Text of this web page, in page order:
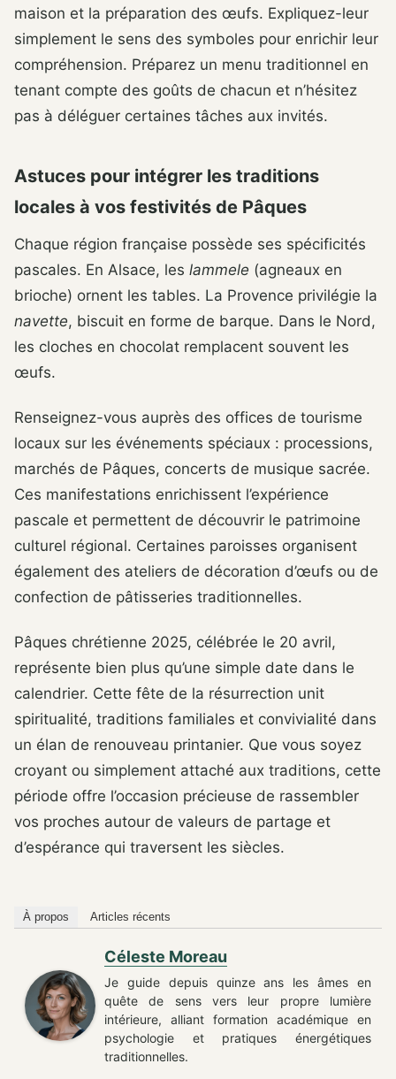
maison et la préparation des œufs. Expliquez-leur
simplement le sens des symboles pour enrichir leur
compréhension. Préparez un menu traditionnel en
tenant compte des goûts de chacun et n’hésitez
pas à déléguer certaines tâches aux invités.
Astuces pour intégrer les traditions
locales à vos festivités de Pâques
Chaque région française possède ses spécificités
pascales. En Alsace, les lammele (agneaux en
brioche) ornent les tables. La Provence privilégie la
navette, biscuit en forme de barque. Dans le Nord,
les cloches en chocolat remplacent souvent les
œufs.
Renseignez-vous auprès des offices de tourisme
locaux sur les événements spéciaux : processions,
marchés de Pâques, concerts de musique sacrée.
Ces manifestations enrichissent l’expérience
pascale et permettent de découvrir le patrimoine
culturel régional. Certaines paroisses organisent
également des ateliers de décoration d’œufs ou de
confection de pâtisseries traditionnelles.
Pâques chrétienne 2025, célébrée le 20 avril,
représente bien plus qu’une simple date dans le
calendrier. Cette fête de la résurrection unit
spiritualité, traditions familiales et convivialité dans
un élan de renouveau printanier. Que vous soyez
croyant ou simplement attaché aux traditions, cette
période offre l’occasion précieuse de rassembler
vos proches autour de valeurs de partage et
d’espérance qui traversent les siècles.
À propos Articles récents
Céleste Moreau
Je guide depuis quinze ans les âmes en
quête de sens vers leur propre lumière
intérieure, alliant formation académique en
psychologie et pratiques énergétiques
traditionnelles.